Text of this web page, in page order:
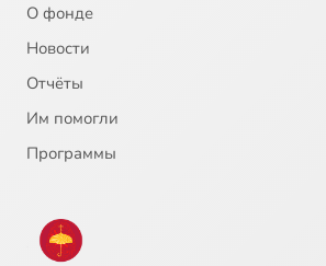
О фонде
Новости
Отчёты
Им помогли
Программы